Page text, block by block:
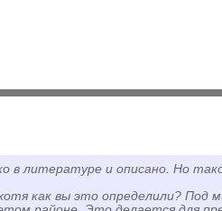
в литературе и описано. Но
как вы это определили? Под